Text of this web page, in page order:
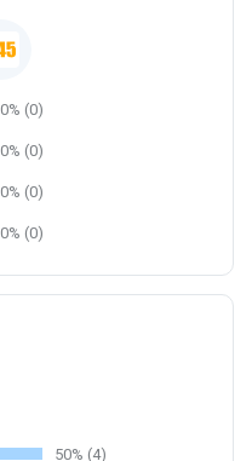
0% (0)
0% (0)
0% (0)
0% (0)
50% (4)